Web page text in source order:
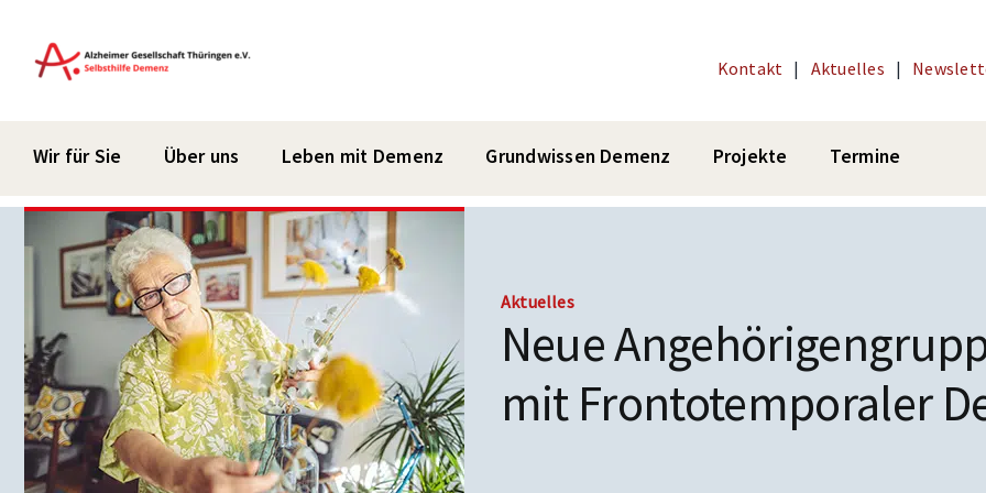
springen
Kontakt | Aktuelles |
Wir für Sie Über uns Leben mit Demenz Grundwissen Demenz Projekte Termine
Aktuelles
Neue
mit Frontotemporaler